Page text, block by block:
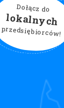
Dołącz do
lokalnych
przedsiębiorców!